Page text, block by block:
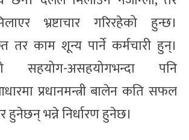
भ्रष्टाचार गरिरहेको हुन्छ।
तर काम शून्य पार्ने कर्मचारी हुन्।
सहयोग-असहयोगभन्दा पनि
प्रधानमन्त्री बालेन कति सफल
भन्ने निर्धारण हुनेछ।